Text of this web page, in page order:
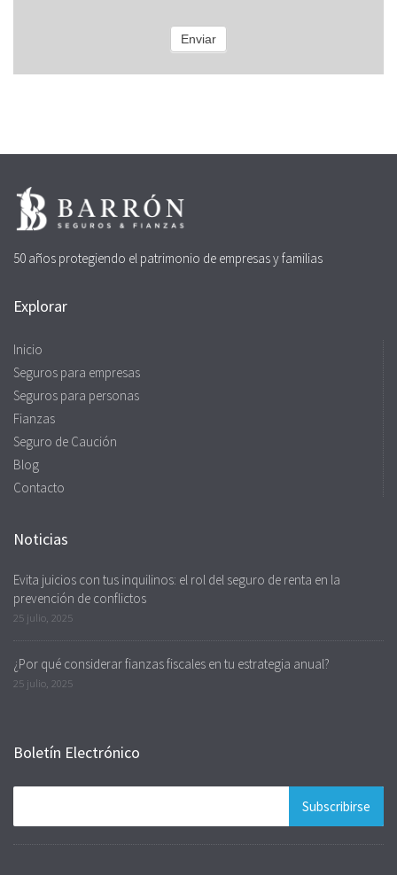
Enviar
50 años protegiendo el patrimonio de empresas y familias
Explorar
Inicio
Seguros para empresas
Seguros para personas
Fianzas
Seguro de Caución
Blog
Contacto
Noticias
Evita juicios con tus inquilinos: el rol del seguro de renta en la
prevención de conflictos
25 julio, 2025
¿Por qué considerar fianzas fiscales en tu estrategia anual?
25 julio, 2025
Boletín Electrónico